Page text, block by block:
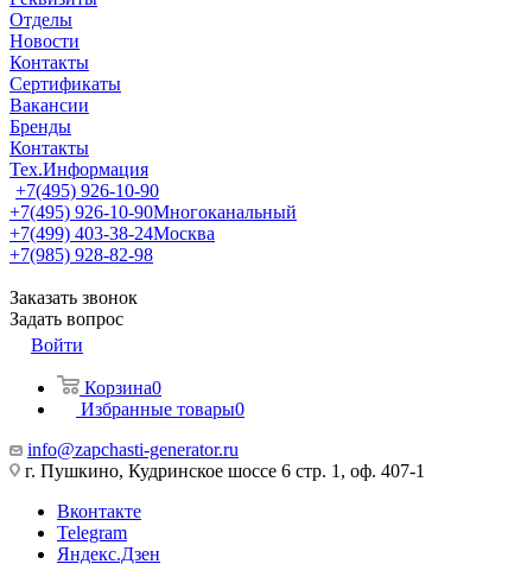
Отделы
Новости
Контакты
Сертификаты
Вакансии
Бренды
Контакты
Тех.Информация
+7(495) 926-10-90
+7(495) 926-10-90Многоканальный
+7(499) 403-38-24Москва
+7(985) 928-82-98
Заказать звонок
Задать вопрос
Войти
Корзина0
Избранные товары0
info@zapchasti-generator.ru
г. Пушкино, Кудринское шоссе 6 стр. 1, оф. 407-1
Вконтакте
Telegram
Яндекс.Дзен